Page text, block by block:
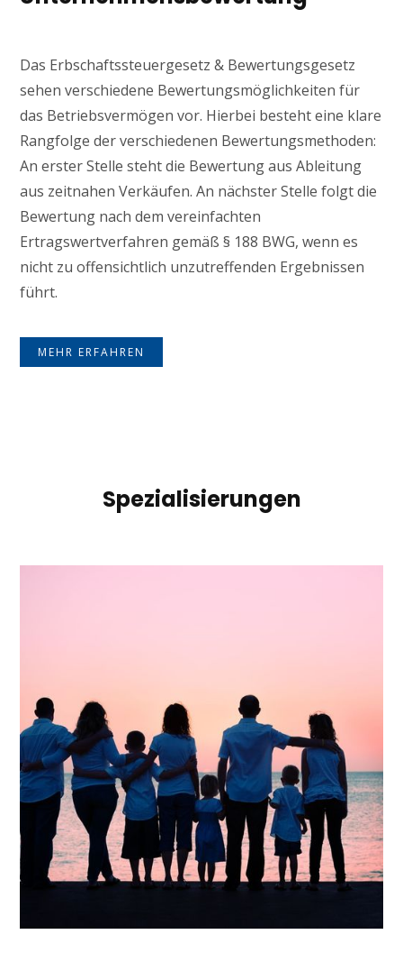
Das Erbschaftssteuergesetz & Bewertungsgesetz
sehen verschiedene Bewertungsmöglichkeiten für
das Betriebsvermögen vor. Hierbei besteht eine klare
Rangfolge der verschiedenen Bewertungsmethoden:
An erster Stelle steht die Bewertung aus Ableitung
aus zeitnahen Verkäufen. An nächster Stelle folgt die
Bewertung nach dem vereinfachten
Ertragswertverfahren gemäß § 188 BWG, wenn es
nicht zu offensichtlich unzutreffenden Ergebnissen
führt.
MEHR ERFAHREN
Spezialisierungen